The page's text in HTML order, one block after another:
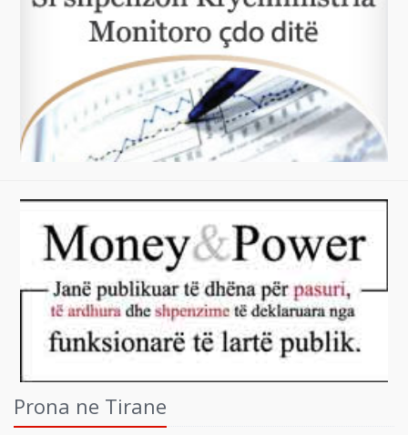
Prona ne Tirane